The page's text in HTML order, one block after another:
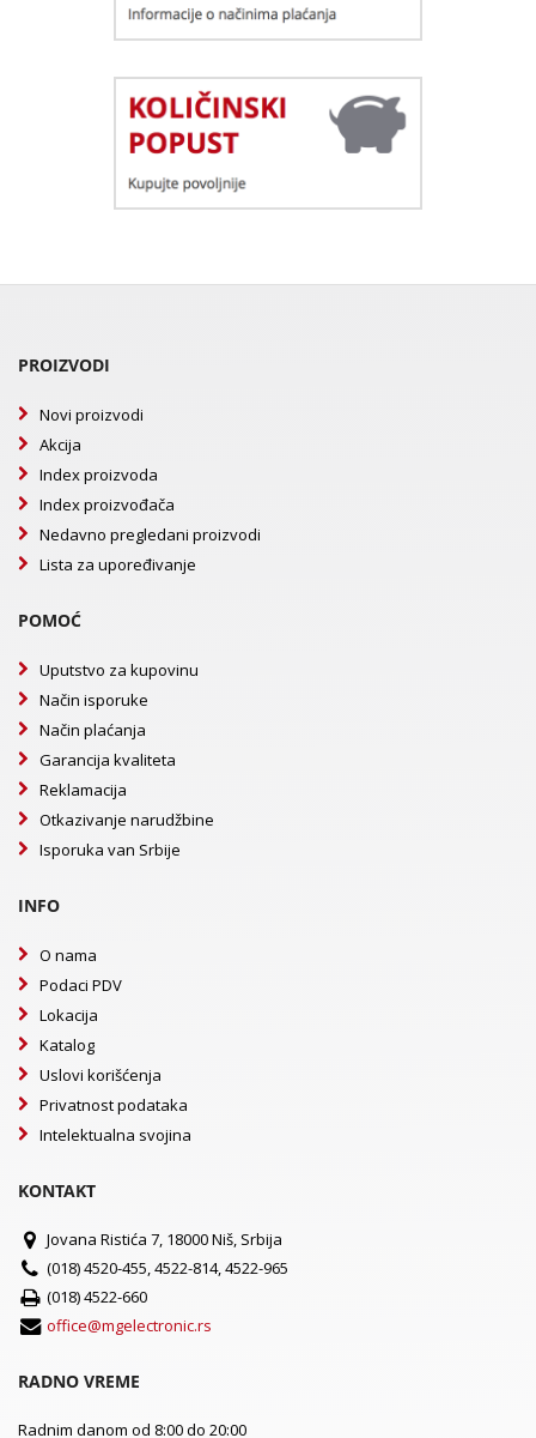
PROIZVODI
Novi proizvodi
Akcija
Index proizvoda
Index proizvođača
Nedavno pregledani proizvodi
Lista za upoređivanje
POMOĆ
Uputstvo za kupovinu
Način isporuke
Način plaćanja
Garancija kvaliteta
Reklamacija
Otkazivanje narudžbine
Isporuka van Srbije
INFO
O nama
Podaci PDV
Lokacija
Katalog
Uslovi korišćenja
Privatnost podataka
Intelektualna svojina
KONTAKT
Jovana Ristića 7, 18000 Niš, Srbija
(018) 4520-455, 4522-814, 4522-965
(018) 4522-660
office@mgelectronic.rs
RADNO VREME
Radnim danom od 8:00 do 20:00